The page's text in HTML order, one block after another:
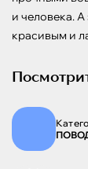
и человека.
красивым и